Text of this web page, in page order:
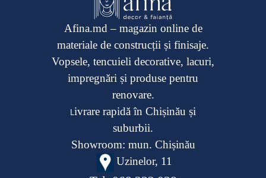
Afina.md – magazin online de
materiale de construcții și finisaje.
Vopsele, tencuieli decorative, lacuri,
impregnări și produse pentru
renovare.
Livrare rapidă în Chișinău și
suburbii.
Showroom: mun. Chișinău
Uzinelor, 11